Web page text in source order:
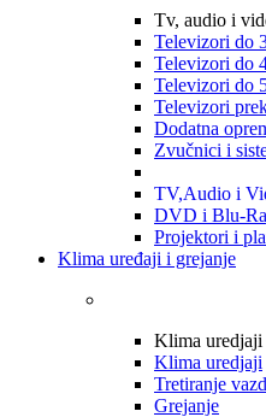
Tv, audio i
Televizori do
Televizori do
Televizori do
Televizori
Dodatna
Zvučnici i
TV,Audio i
DVD i Blu-
Projektori i
Klima uređaji i grejanje
Klima uredjaji
Klima uredjaji
Tretiranje
Grejanje